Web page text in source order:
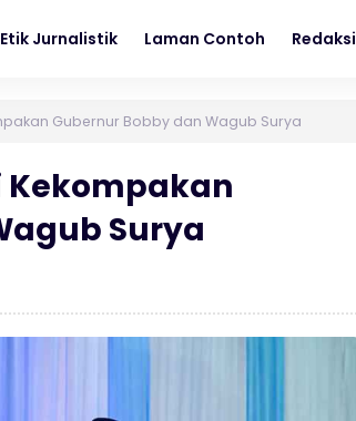
Jurnalistik Laman Contoh Redaksi
Gubernur Bobby dan Wagub Surya
Kekompakan
Surya